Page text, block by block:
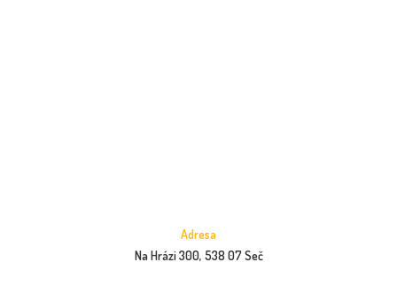
Adresa
Na Hrázi 300, 538 07 Seč